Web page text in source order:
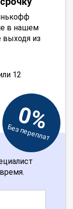
в нашем
выходя из
12
0%
Без переплат